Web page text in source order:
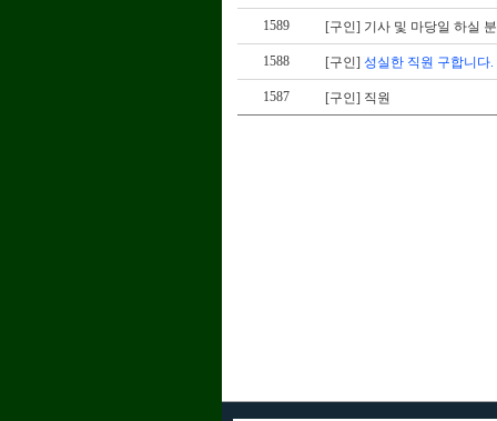
1589 [구인] 기사 및 마당일 하실
1588 [구인]성실한 직원 구합니다.
1587 [구인] 직원